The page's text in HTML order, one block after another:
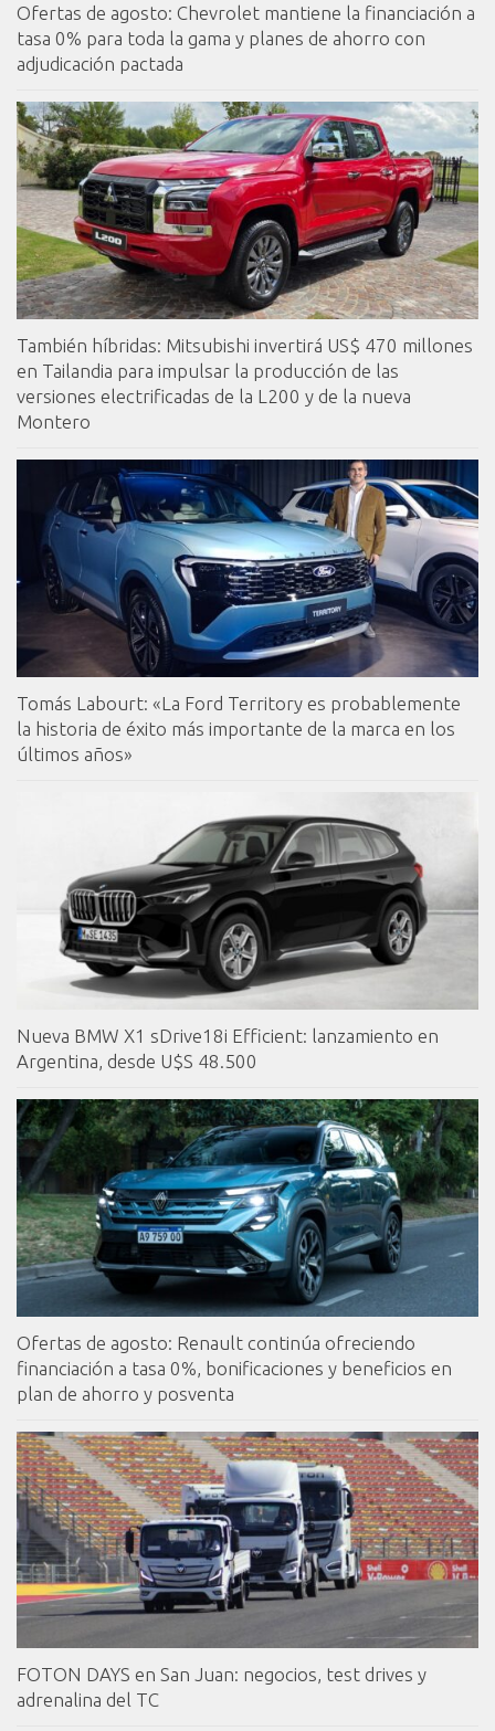
Ofertas de agosto: Chevrolet mantiene la financiación a
tasa 0% para toda la gama y planes de ahorro con
adjudicación pactada
También híbridas: Mitsubishi invertirá US$ 470 millones
en Tailandia para impulsar la producción de las
versiones electrificadas de la L200 y de la nueva
Montero
Tomás Labourt: «La Ford Territory es probablemente
la historia de éxito más importante de la marca en los
últimos años»
Nueva BMW X1 sDrive18i Efficient: lanzamiento en
Argentina, desde U$S 48.500
Ofertas de agosto: Renault continúa ofreciendo
financiación a tasa 0%, bonificaciones y beneficios en
plan de ahorro y posventa
FOTON DAYS en San Juan: negocios, test drives y
adrenalina del TC